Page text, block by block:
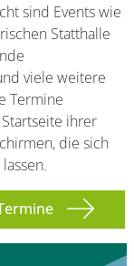
sind Events wie
Statthalle
viele weitere
Termine
ihrer
die sich